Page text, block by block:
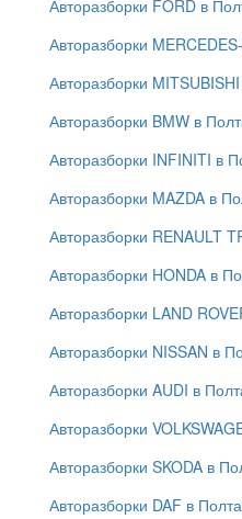
Авторазборки FORD в
Авторазборки
Авторазборки
Авторазборки BMW в
Авторазборки INFINITI в
Авторазборки MAZDA в
Авторазборки RENAULT
Авторазборки HONDA в
Авторазборки LAND
Авторазборки NISSAN в
Авторазборки AUDI в
Авторазборки
Авторазборки SKODA в
Авторазборки DAF в